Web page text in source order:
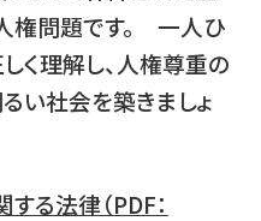
権問題です。 一人ひ
く理解し、人権尊重の
い社会を築きましょ
る法律（PDF：